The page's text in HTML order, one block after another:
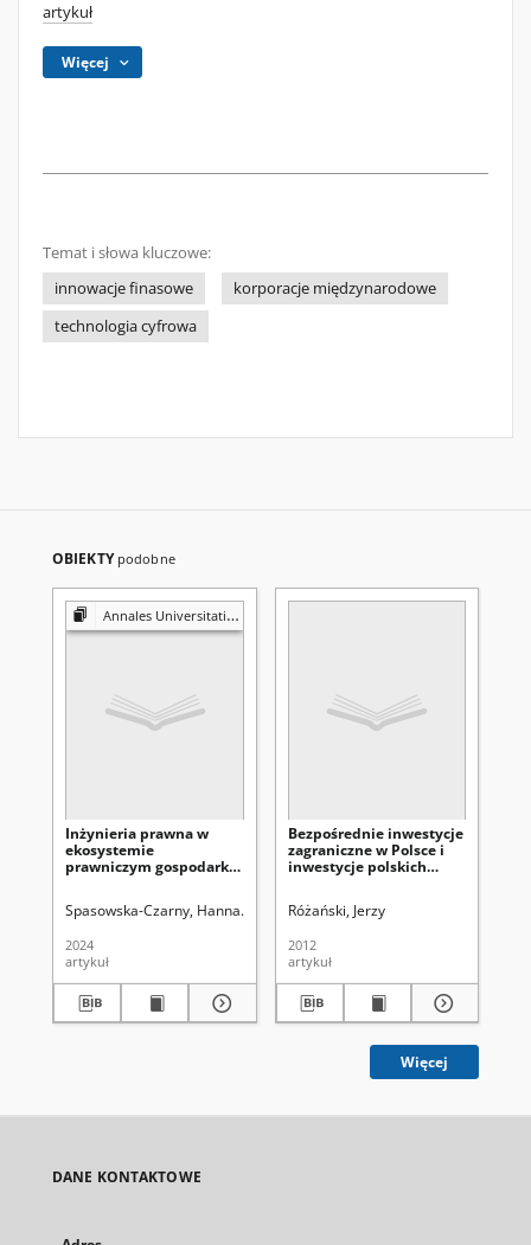
artykuł
Więcej
Temat i słowa kluczowe:
innowacje finasowe
korporacje międzynarodowe
technologia cyfrowa
OBIEKTY podobne
Annales Universitatis Mariae Curie-Skłodowska. Sectio G, Ius
Inżynieria prawna w
ekosystemie
prawniczym gospodarki
Spasowska-Czarny, Hanna
Uniwersytet Marii Curie-Skłodowskiej
2024
artykuł
Bezpośrednie inwestycje
zagraniczne w Polsce i
inwestycje polskich
granicą na tle tendencji
światowych - analiza
Różański, Jerzy
2012
artykuł
Więcej
DANE KONTAKTOWE